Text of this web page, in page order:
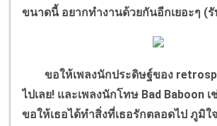
ขนาดนี้ อยากทำงานด้วยกันอีกเยอะๆ (
ขอให้เพลงนักประดิษฐ์ของ
ไปเลย! และเพลงนักโทษ Bad Baboon
ขอให้เธอได้ทำสิ่งที่เธอรักตลอดไป ภูมิ